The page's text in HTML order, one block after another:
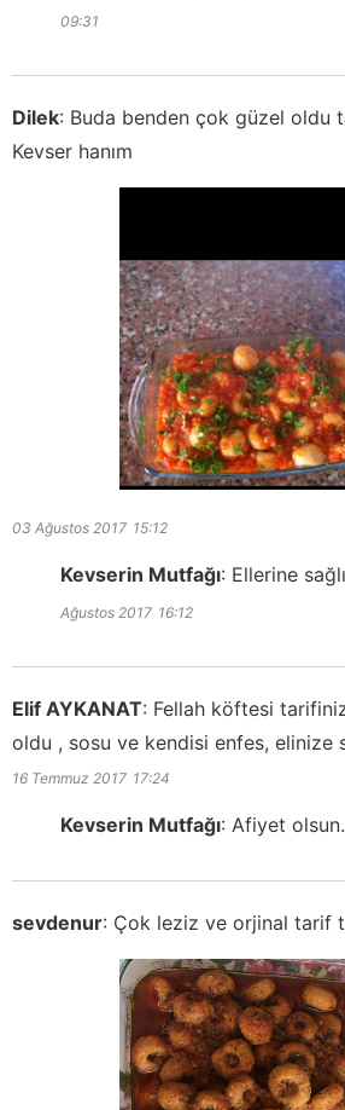
09:31
Dilek: Buda benden çok güzel oldu
Kevser hanım
03 Ağustos 2017 15:12
Kevserin Mutfağı: Ellerine
Ağustos 2017 16:12
Elif AYKANAT: Fellah köftesi
oldu , sosu ve kendisi enfes, elinize
16 Temmuz 2017 17:24
Kevserin Mutfağı: Afiyet
sevdenur: Çok leziz ve orjinal tarif